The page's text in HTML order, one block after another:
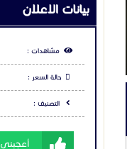
بيانات الاعلان
مشاهدات :
حالة السعر :
التصنيف :
أعجبنى